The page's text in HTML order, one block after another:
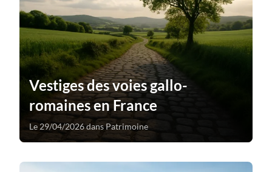
Vestiges des voies gallo-
romaines en France
Le 29/04/2026 dans Patrimoine